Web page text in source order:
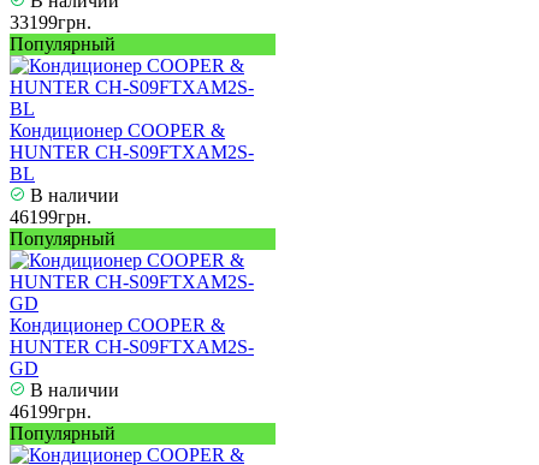
33199грн.
Популярный
Кондиционер COOPER &
HUNTER CH-S09FTXAM2S-
BL
В наличии
46199грн.
Популярный
Кондиционер COOPER &
HUNTER CH-S09FTXAM2S-
GD
В наличии
46199грн.
Популярный